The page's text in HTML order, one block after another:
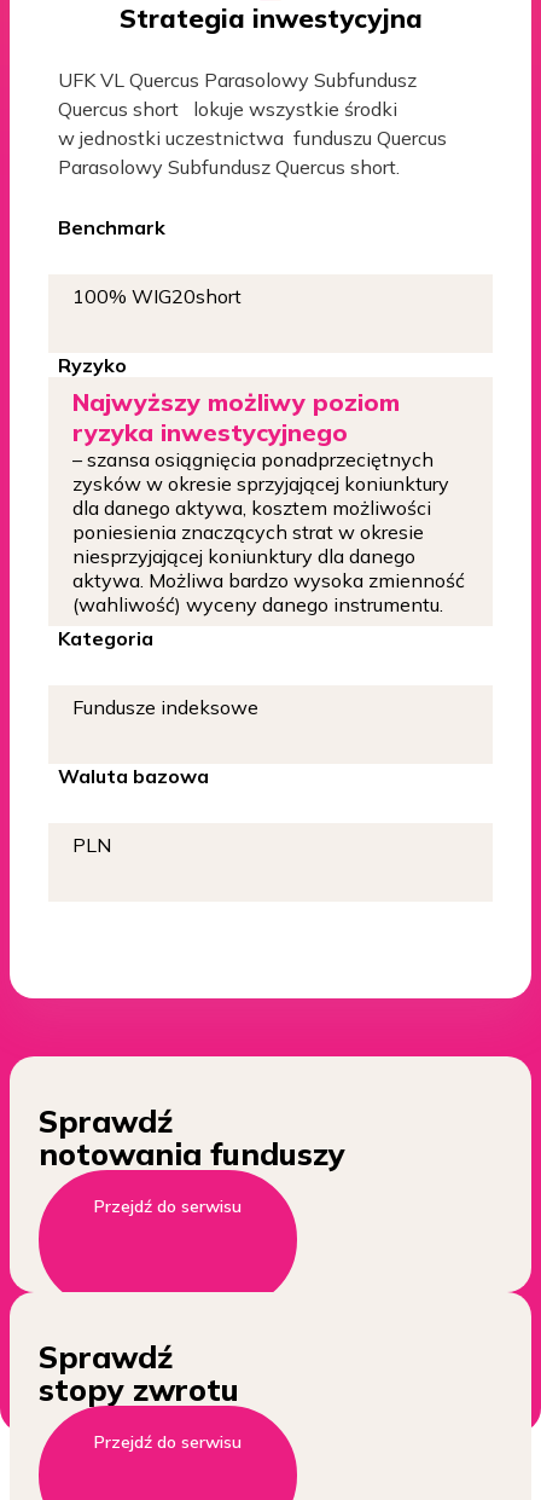
Strategia inwestycyjna
UFK VL Quercus Parasolowy Subfundusz
Quercus short lokuje wszystkie środki
w jednostki uczestnictwa funduszu Quercus
Parasolowy Subfundusz Quercus short.
Benchmark
100% WIG20short
Ryzyko
Najwyższy możliwy poziom
ryzyka inwestycyjnego
– szansa osiągnięcia ponadprzeciętnych
zysków w okresie sprzyjającej koniunktury
dla danego aktywa, kosztem możliwości
poniesienia znaczących strat w okresie
niesprzyjającej koniunktury dla danego
aktywa. Możliwa bardzo wysoka zmienność
(wahliwość) wyceny danego instrumentu.
Kategoria
Fundusze indeksowe
Waluta bazowa
PLN
Sprawdź
notowania funduszy
Przejdź do serwisu
Sprawdź
stopy zwrotu
Przejdź do serwisu